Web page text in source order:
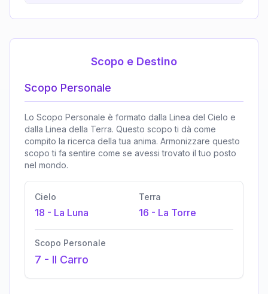
Scopo e Destino
Scopo Personale
Lo Scopo Personale è formato dalla Linea del Cielo e
dalla Linea della Terra. Questo scopo ti dà come
compito la ricerca della tua anima. Armonizzare questo
scopo ti fa sentire come se avessi trovato il tuo posto
nel mondo.
Cielo
18 - La Luna
Terra
16 - La Torre
Scopo Personale
7 - Il Carro